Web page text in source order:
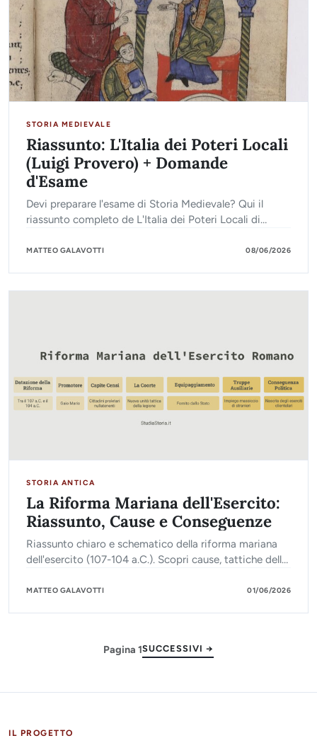
STORIA MEDIEVALE
Riassunto: L'Italia dei Poteri Locali
(Luigi Provero) + Domande
d'Esame
Devi preparare l'esame di Storia Medievale? Qui il
riassunto completo de L'Italia dei Poteri Locali di
dell'orale
MATTEO GALAVOTTI 08/06/2026
STORIA ANTICA
La Riforma Mariana dell'Esercito:
Riassunto, Cause e Conseguenze
Riassunto chiaro e schematico della riforma mariana
dell'esercito (107-104 a.C.). Scopri cause, tattiche delle
MATTEO GALAVOTTI 01/06/2026
Pagina 1SUCCESSIVI →
IL PROGETTO